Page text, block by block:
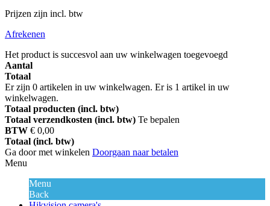
Prijzen zijn incl. btw
Afrekenen
Het product is succesvol aan uw winkelwagen toegevoegd
Aantal
Totaal
Er zijn 0 artikelen in uw winkelwagen. Er is 1 artikel in uw
winkelwagen.
Totaal producten (incl. btw)
Totaal verzendkosten (incl. btw) Te bepalen
BTW € 0,00
Totaal (incl. btw)
Ga door met winkelen Doorgaan naar betalen
Menu
Menu
Back